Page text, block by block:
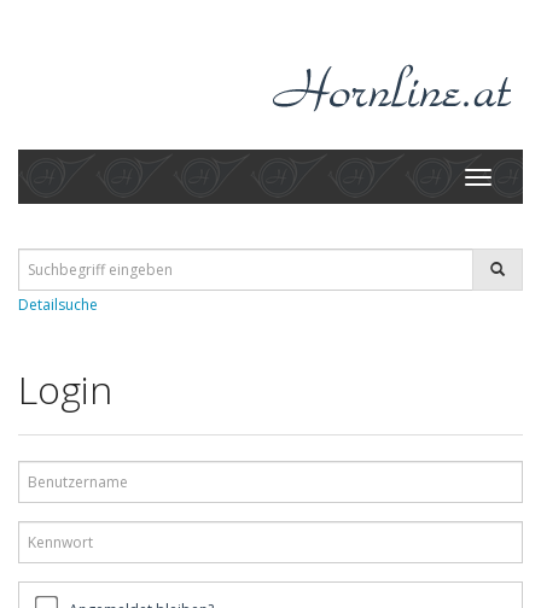
Toggle
Detailsuche
Login